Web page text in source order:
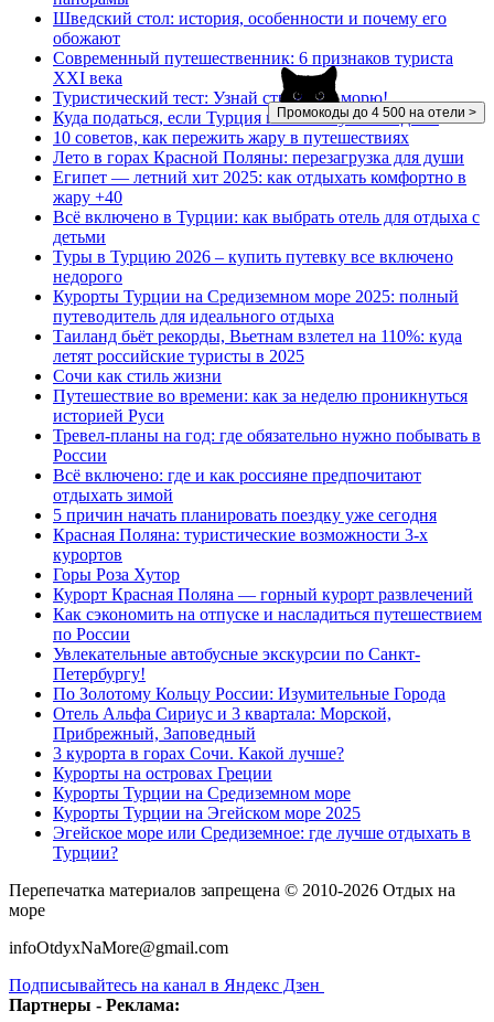
Промокоды до 4 500 на отели >
Шведский стол: история, особенности и почему его
обожают
Современный путешественник: 6 признаков туриста
XXI века
Туристический тест: Узнай страну по морю!
Куда податься, если Турция и Египет уже как дача!
10 советов, как пережить жару в путешествиях
Лето в горах Красной Поляны: перезагрузка для души
Египет — летний хит 2025: как отдыхать комфортно в
жару +40
Всё включено в Турции: как выбрать отель для отдыха с
детьми
Туры в Турцию 2026 – купить путевку все включено
недорого
Курорты Турции на Средиземном море 2025: полный
путеводитель для идеального отдыха
Таиланд бьёт рекорды, Вьетнам взлетел на 110%: куда
летят российские туристы в 2025
Сочи как стиль жизни
Путешествие во времени: как за неделю проникнуться
историей Руси
Тревел-планы на год: где обязательно нужно побывать в
России
Всё включено: где и как россияне предпочитают
отдыхать зимой
5 причин начать планировать поездку уже сегодня
Красная Поляна: туристические возможности 3-х
курортов
Горы Роза Хутор
Курорт Красная Поляна — горный курорт развлечений
Как сэкономить на отпуске и насладиться путешествием
по России
Увлекательные автобусные экскурсии по Санкт-
Петербургу!
По Золотому Кольцу России: Изумительные Города
Отель Альфа Сириус и 3 квартала: Морской,
Прибрежный, Заповедный
3 курорта в горах Сочи. Какой лучше?
Курорты на островах Греции
Курорты Турции на Средиземном море
Курорты Турции на Эгейском море 2025
Эгейское море или Средиземное: где лучше отдыхать в
Турции?
Перепечатка материалов запрещена © 2010-2026 Отдых на
море
infoOtdyxNaMore@gmail.com
Подписывайтесь на канал в Яндекс Дзен
Партнеры - Реклама: